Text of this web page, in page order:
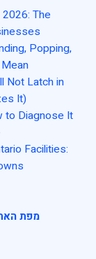
The
Popping,
Not Latch in
It)
to Diagnose It
Facilities:
מפת